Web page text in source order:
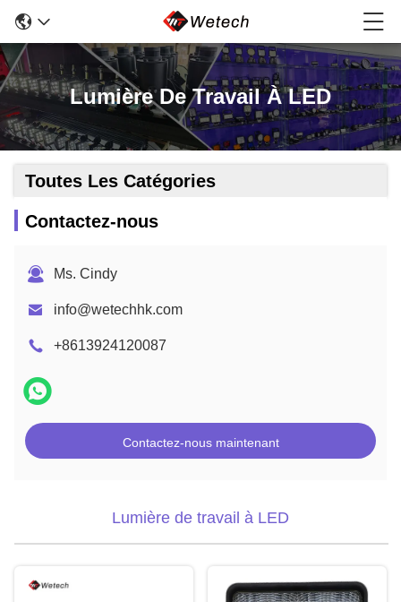
Lumière De Travail À LED
Toutes Les Catégories
Contactez-nous
Ms. Cindy
info@wetechhk.com
+8613924120087
Contactez-nous maintenant
Lumière de travail à LED